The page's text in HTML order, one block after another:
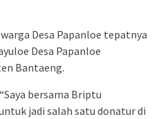
Desa Papanloe tepatnya
Desa Papanloe
Bantaeng.
bersama Briptu
jadi salah satu donatur di